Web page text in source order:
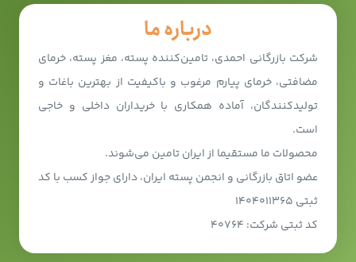
درباره ما
شرکت بازرگانی احمدی، تامین‌کننده پسته، مغز پسته، خرمای
مضافتی، خرمای پیارم مرغوب و باکیفیت از بهترین باغات و
تولیدکنندگان، آماده همکاری با خریداران داخلی و خاجی
است.
محصولات ما مستقیما از ایران تامین می‌شوند.
عضو اتاق بازرگانی و انجمن پسته ایران، دارای جواز کسب با کد
ثبتی ۱۴۰۴۰۱۱۳۶۵
کد ثبتی شرکت: ۴۰۷۶۴